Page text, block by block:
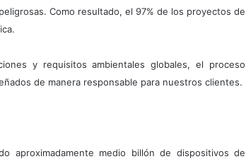
Como resultado, el 97% de los proyectos de
y requisitos ambientales globales, el proceso
de manera responsable para nuestros clientes.
aproximadamente medio billón de dispositivos de